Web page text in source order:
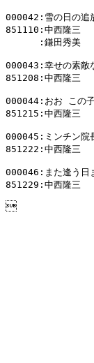
000042:雪の日の追
851110:中西隆
:鎌田秀美
000043:幸せの素敵
851208:中西隆
000044:おお この
851215:中西隆
000045:ミンチン院
851222:中西隆
000046:また逢う日
